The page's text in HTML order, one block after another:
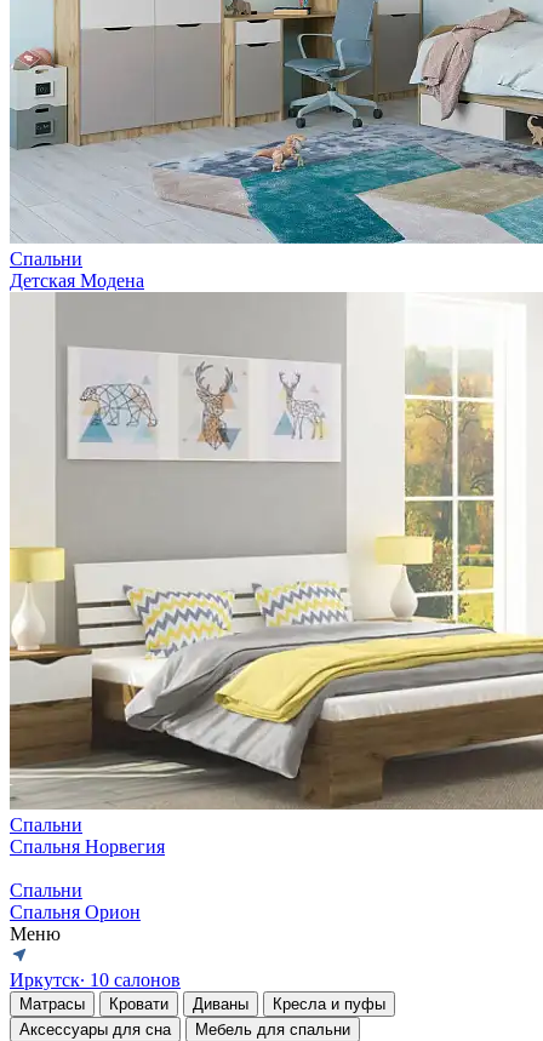
Спальни
Детская Модена
Спальни
Спальня Норвегия
Спальни
Спальня Орион
Меню
Иркутск∙ 10 салонов
Матрасы Кровати Диваны
Кресла и пуфы
Аксессуары для сна
Мебель для спальни